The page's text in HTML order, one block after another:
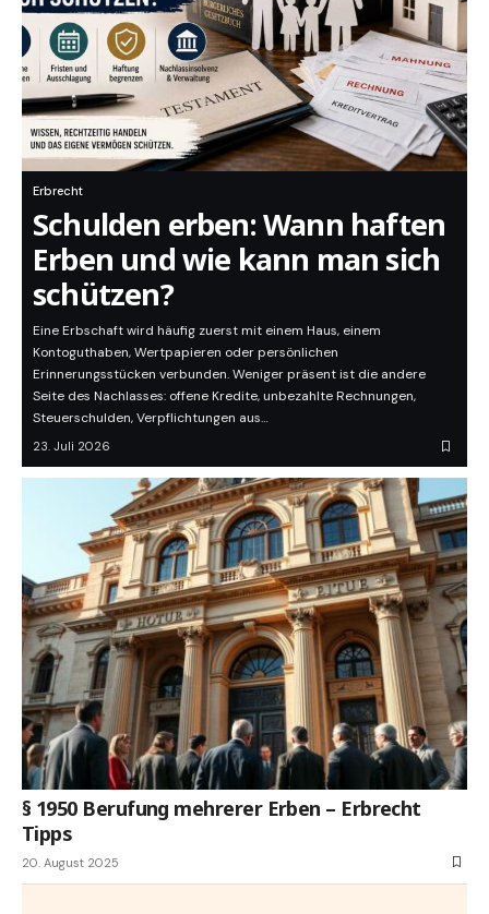
Erbrecht
Schulden erben: Wann haften
Erben und wie kann man sich
schützen?
Eine Erbschaft wird häufig zuerst mit einem Haus, einem
Kontoguthaben, Wertpapieren oder persönlichen
Erinnerungsstücken verbunden. Weniger präsent ist die andere
Seite des Nachlasses: offene Kredite, unbezahlte Rechnungen,
Steuerschulden, Verpflichtungen aus…
23. Juli 2026
§ 1950 Berufung mehrerer Erben – Erbrecht
Tipps
20. August 2025